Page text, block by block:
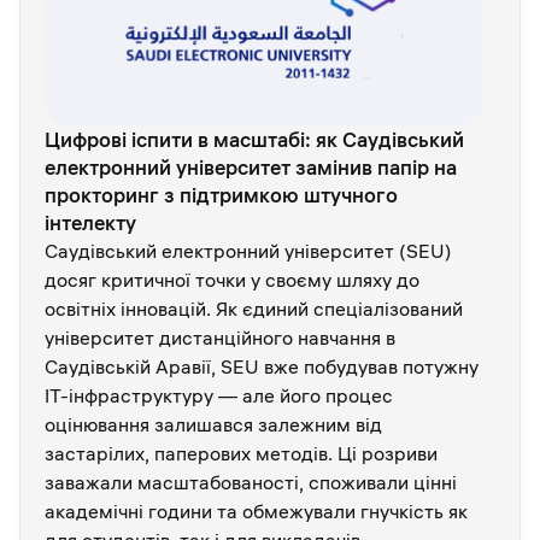
Цифрові іспити в масштабі: як Саудівський
електронний університет замінив папір на
прокторинг з підтримкою штучного
інтелекту
Саудівський електронний університет (SEU)
досяг критичної точки у своєму шляху до
освітніх інновацій. Як єдиний спеціалізований
університет дистанційного навчання в
Саудівській Аравії, SEU вже побудував потужну
ІТ-інфраструктуру — але його процес
оцінювання залишався залежним від
застарілих, паперових методів. Ці розриви
заважали масштабованості, споживали цінні
академічні години та обмежували гнучкість як